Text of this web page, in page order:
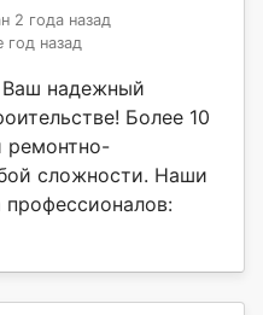
2 года назад
год назад
надежный
Более 10
ремонтно-
сложности. Наши